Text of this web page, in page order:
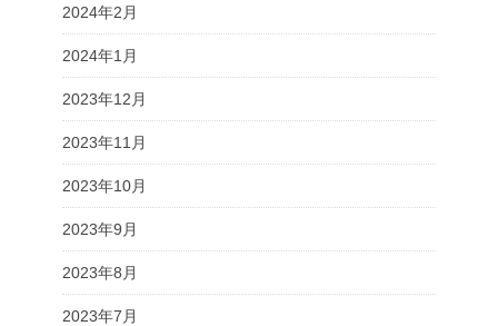
2024年2月
2024年1月
2023年12月
2023年11月
2023年10月
2023年9月
2023年8月
2023年7月